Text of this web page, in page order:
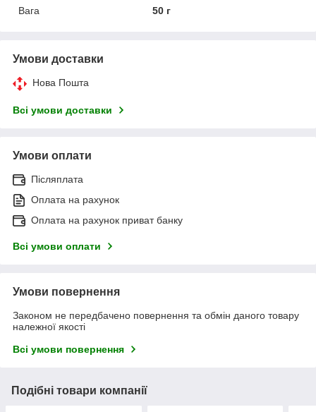
Вага
50 г
Умови доставки
Нова Пошта
Всі умови доставки
Умови оплати
Післяплата
Оплата на рахунок
Оплата на рахунок приват банку
Всі умови оплати
Умови повернення
Законом не передбачено повернення та обмін даного товару
належної якості
Всі умови повернення
Подібні товари компанії